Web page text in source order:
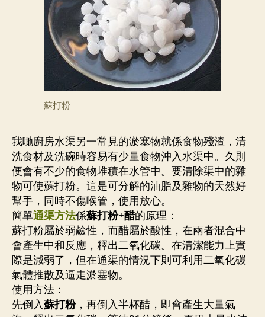
蘇打粉
我哋廚房水渠另一常見的淤塞物就係食物殘渣，清
洗食材及洗碗時容易有少量食物沖入水渠中。久則
便會有不少的食物堆積在水管中。要清除渠中的雜
物可使蘇打粉。這是可分解的油脂及雜物的天然好
幫手，同時不傷喉管，使用放心。
簡單通渠方法係蘇打粉+醋的原理：
蘇打粉屬於弱鹼性，而醋屬於酸性，在兩者混合中
會產生中和反應，釋出二氧化碳。在清潔能力上實
際是減弱了，但在通渠的情況下則可利用二氧化碳
氣體推散及逼走淤塞物。
使用方法：
先倒入蘇打粉，再倒入半杯醋，即會產生大量氣